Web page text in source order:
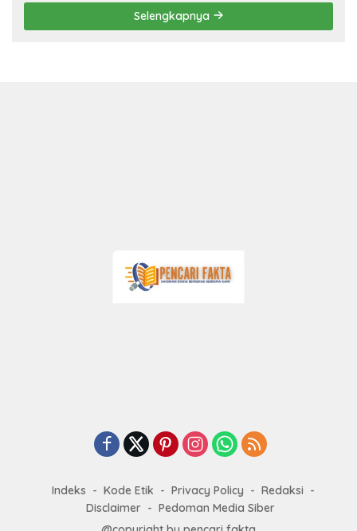
Selengkapnya
Indeks Kode Etik Privacy Policy
Redaksi
Disclaimer
Pedoman Media Siber